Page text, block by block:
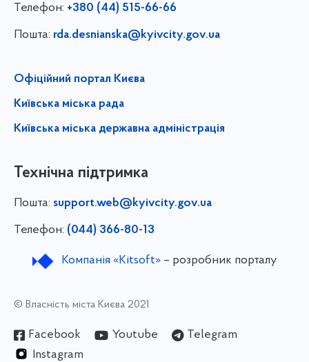
Телефон: +380 (44) 515-66-66
Пошта: rda.desnianska@kyivcity.gov.ua
Офіційний портал Києва
Київська міська рада
Київська міська державна адміністрація
Технічна підтримка
Пошта: support.web@kyivcity.gov.ua
Телефон: (044) 366-80-13
Компанія «Kitsoft»– розробник порталу
© Власність міста Києва 2021
Facebook Youtube
Telegram
Instagram